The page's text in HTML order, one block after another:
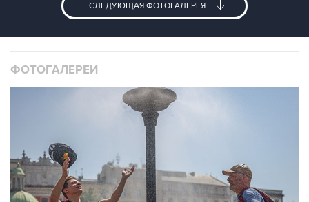
СЛЕДУЮЩАЯ ФОТОГАЛЕРЕЯ
ФОТОГАЛЕРЕИ